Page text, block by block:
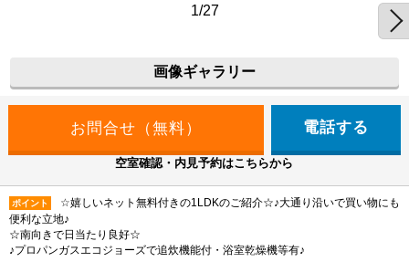
1/27
画像ギャラリー
電話する
空室確認・内見予約はこちらから
ポイント
☆嬉しいネット無料付きの1LDKのご紹介☆♪大通り沿いで買い物にも
便利な立地♪
☆南向きで日当たり良好☆
♪プロパンガスエコジョーズで追炊機能付・浴室乾燥機等有♪